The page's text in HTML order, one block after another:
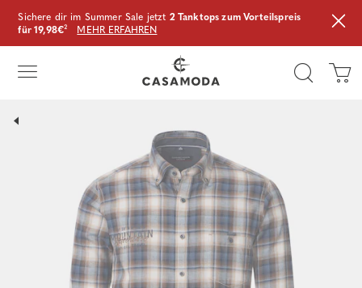
Sichere dir im Summer Sale jetzt 2 Tanktops zum Vorteilspreis
für 19,98€² MEHR ERFAHREN